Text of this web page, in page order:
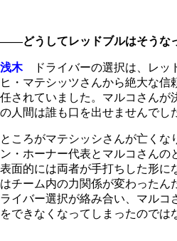
――どうしてレッドブルはそうな
浅木ドライバーの選択は、レッ
ヒ・マテシッツさんから絶大な信
任されていました。マルコさんが
の人間は誰も口を出せませんでし
ところがマテシッシさんが亡くな
ン・ホーナー代表とマルコさんの
表面的には両者が手打ちした形に
はチーム内の力関係が変わったん
ライバー選択が絡み合い、マルコ
をできなくなってしまったのでは